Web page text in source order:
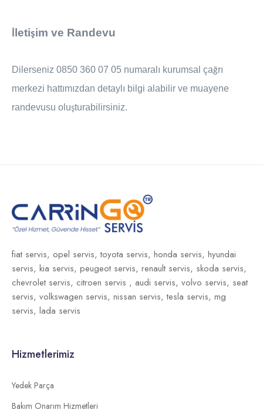
İ letişim ve Randevu
Dilerseniz 0850 360 07 05 numaralı kurumsal çağrı
merkezi hattımızdan detayl ı bilgi alabilir ve muayene
randevusu oluşturabilirsiniz.
fiat servis, opel servis,toyota servis, honda servis, hyundai
servis, kia servis, peugeot servis, renault servis, skoda servis,
chevrolet servis, citroen servis , audi servis, volvo servis, seat
servis, volkswagen servis, nissan servis,tesla servis, mg
servis, lada servis
Hizmetlerimiz
Yedek Parça
Bakım Onarım Hizmetleri